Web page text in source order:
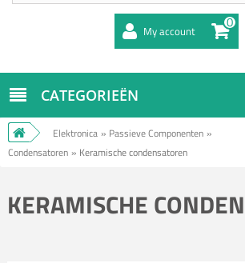
My account 0
CATEGORIEËN
Elektronica » Passieve Componenten »
Condensatoren » Keramische condensatoren
KERAMISCHE